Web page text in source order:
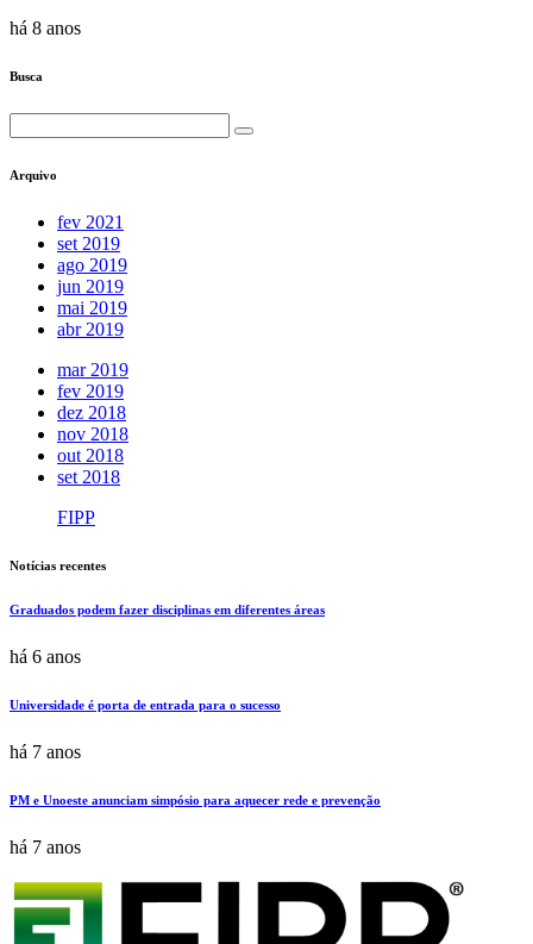
há 8 anos
Busca
Arquivo
fev 2021
set 2019
ago 2019
jun 2019
mai 2019
abr 2019
mar 2019
fev 2019
dez 2018
nov 2018
out 2018
set 2018
FIPP
Notícias recentes
Graduados podem fazer disciplinas em diferentes áreas
há 6 anos
Universidade é porta de entrada para o sucesso
há 7 anos
PM e Unoeste anunciam simpósio para aquecer rede e prevenção
há 7 anos